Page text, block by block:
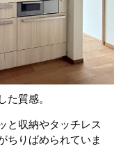
た質感。
と収納やタッチレス
ちりばめられていま